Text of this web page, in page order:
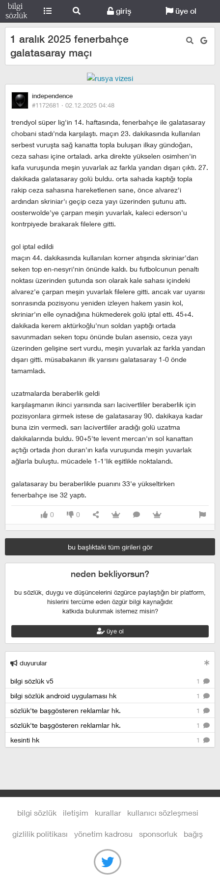
giriş üye ol
1 aralık 2025 fenerbahçe
galatasaray maçı
independence
#1172681 · 02.12.2025 04:48
trendyol süper lig'in 14. haftasında, fenerbahçe ile galatasaray
chobani stadı'nda karşılaştı. maçın 23. dakikasında kullanılan
serbest vuruşta sağ kanatta topla buluşan i̇lkay gündoğan,
ceza sahası içine ortaladı. arka direkte yükselen osimhen'in
kafa vuruşunda meşin yuvarlak az farkla yandan dışarı çıktı. 27.
dakikada galatasaray golü buldu. orta sahada kaptığı topla
rakip ceza sahasına hareketlenen sane, önce alvarez'i
ardından skriniar'ı geçip ceza yayı üzerinden şutunu attı.
oosterwolde'ye çarpan meşin yuvarlak, kaleci ederson'u
kontrpiyede bırakarak filelere gitti.
gol i̇ptal edi̇ldi̇
maçın 44. dakikasında kullanılan korner atışında skriniar'dan
seken top en-nesyri'nin önünde kaldı. bu futbolcunun penaltı
noktası üzerinden şutunda son olarak kale sahası içindeki
alvarez'e çarpan meşin yuvarlak filelere gitti. ancak var uyarısı
sonrasında pozisyonu yeniden izleyen hakem yasin kol,
skriniar'ın elle oynadığına hükmederek golü iptal etti. 45+4.
dakikada kerem aktürkoğlu'nun soldan yaptığı ortada
savunmadan seken topu önünde bulan asensio, ceza yayı
üzerinden gelişine sert vurdu, meşin yuvarlak az farkla yandan
dışarı gitti. müsabakanın ilk yarısını galatasaray 1-0 önde
tamamladı.
uzatmalarda beraberli̇k geldi̇
karşılaşmanın ikinci yarısında sarı lacivertliler beraberlik için
pozisyonlara girmek istese de galatasaray 90. dakikaya kadar
buna izin vermedi. sarı lacivertliler aradığı golü uzatma
dakikalarında buldu. 90+5'te levent mercan'ın sol kanattan
açtığı ortada jhon duran'ın kafa vuruşunda meşin yuvarlak
ağlarla buluştu. mücadele 1-1'lik eşitlikle noktalandı.
galatasaray bu beraberlikle puanını 33'e yükseltirken
fenerbahçe ise 32 yaptı.
0 0
bu başlıktaki tüm girileri gör
neden bekliyorsun?
bu sözlük, duygu ve düşüncelerini özgürce paylaştığın bir platform,
hislerini tercüme eden özgür bilgi kaynağıdır.
katkıda bulunmak istemez misin?
üye ol
duyurular
1
bilgi sözlük v5
1
bilgi sözlük android uygulaması hk
1
sözlük'te başgösteren reklamlar hk.
1
sözlük'te başgösteren reklamlar hk.
1
kesinti hk
bilgi sözlük iletişim kurallar kullanıcı sözleşmesi
gizlilik politikası yönetim kadrosu sponsorluk bağış